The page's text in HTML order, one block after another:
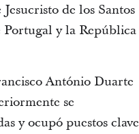
de los Santos
Portugal y la República
António Duarte
se
y ocupó puestos clave